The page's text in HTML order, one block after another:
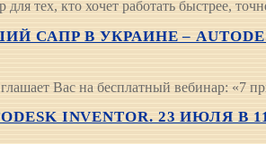
тех, кто хочет работать быстрее,
В УКРАИНЕ – AUTODESK
Вас на бесплатный вебинар:
INVENTOR. 23 ИЮЛЯ В